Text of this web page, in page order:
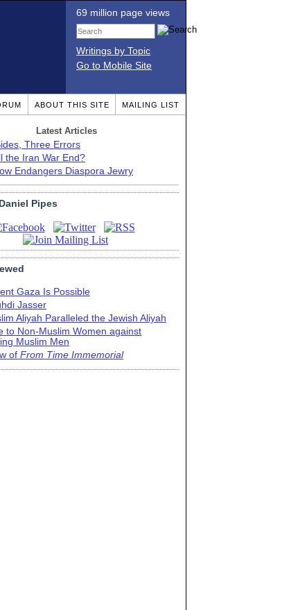
69 million page views
Writings by Topic
Go to Mobile Site
ABOUT THIS SITE MAILING LIST
Latest Articles
Three Errors
the Iran War End?
Endangers Diaspora Jewry
Pipes
Gaza Is Possible
Jasser
Aliyah Paralleled the Jewish Aliyah
to Non-Muslim Women against
Muslim Men
of From Time Immemorial